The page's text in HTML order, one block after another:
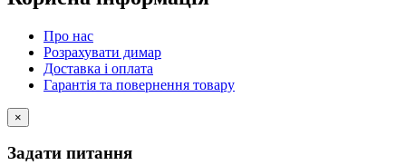
Про нас
Розрахувати димар
Доставка і оплата
Гарантія та повернення товару
×
Задати питання